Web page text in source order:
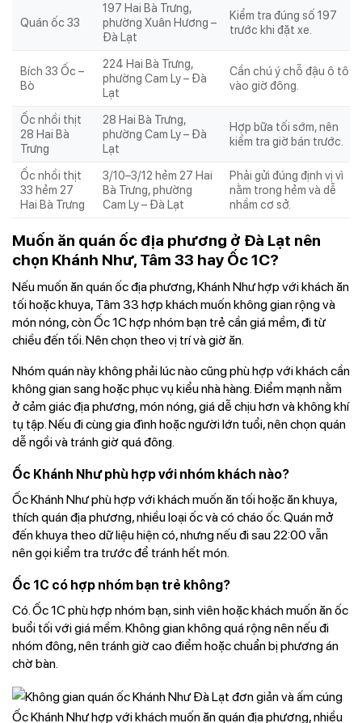
Quán ốc 33
197 Hai Bà Trưng,
phường Xuân Hương –
Đà Lạt
Kiểm tra đúng số 197
trước khi đặt xe.
Bích 33 Ốc –
Bò
224 Hai Bà Trưng,
phường Cam Ly – Đà
Lạt
Cần chú ý chỗ đậu ô tô
vào giờ đông.
Ốc nhồi thịt
28 Hai Bà
Trưng
28 Hai Bà Trưng,
phường Cam Ly – Đà
Lạt
Hợp bữa tối sớm, nên
kiểm tra giờ bán trước.
Ốc nhồi thịt
33 hẻm 27
Hai Bà Trưng
3/10–3/12 hẻm 27 Hai
Bà Trưng, phường
Cam Ly – Đà Lạt
Phải gửi đúng định vị vì
nằm trong hẻm và dễ
nhầm cơ sở.
Muốn ăn quán ốc địa phương ở Đà Lạt nên
chọn Khánh Như, Tâm 33 hay Ốc 1C?
Nếu muốn ăn quán ốc địa phương, Khánh Như hợp với khách ăn
tối hoặc khuya, Tâm 33 hợp khách muốn không gian rộng và
món nóng, còn Ốc 1C hợp nhóm bạn trẻ cần giá mềm, đi từ
chiều đến tối. Nên chọn theo vị trí và giờ ăn.
Nhóm quán này không phải lúc nào cũng phù hợp với khách cần
không gian sang hoặc phục vụ kiểu nhà hàng. Điểm mạnh nằm
ở cảm giác địa phương, món nóng, giá dễ chịu hơn và không khí
tụ tập. Nếu đi cùng gia đình hoặc người lớn tuổi, nên chọn quán
dễ ngồi và tránh giờ quá đông.
Ốc Khánh Như phù hợp với nhóm khách nào?
Ốc Khánh Như phù hợp với khách muốn ăn tối hoặc ăn khuya,
thích quán địa phương, nhiều loại ốc và có cháo ốc. Quán mở
đến khuya theo dữ liệu hiện có, nhưng nếu đi sau 22:00 vẫn
nên gọi kiểm tra trước để tránh hết món.
Ốc 1C có hợp nhóm bạn trẻ không?
Có. Ốc 1C phù hợp nhóm bạn, sinh viên hoặc khách muốn ăn ốc
buổi tối với giá mềm. Không gian không quá rộng nên nếu đi
nhóm đông, nên tránh giờ cao điểm hoặc chuẩn bị phương án
chờ bàn.
Ốc Khánh Như hợp với khách muốn ăn quán địa phương, nhiều